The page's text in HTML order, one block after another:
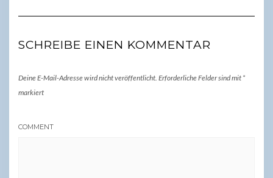
SCHREIBE EINEN KOMMENTAR
Deine E-Mail-Adresse wird nicht veröffentlicht. Erforderliche Felder sind mit *
markiert
COMMENT